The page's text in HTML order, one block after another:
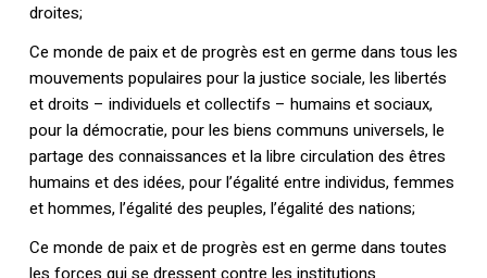
droites;
Ce monde de paix et de progrès est en germe dans tous les
mouvements populaires pour la justice sociale, les libertés
et droits – individuels et collectifs – humains et sociaux,
pour la démocratie, pour les biens communs universels, le
partage des connaissances et la libre circulation des êtres
humains et des idées, pour l’égalité entre individus, femmes
et hommes, l’égalité des peuples, l’égalité des nations;
Ce monde de paix et de progrès est en germe dans toutes